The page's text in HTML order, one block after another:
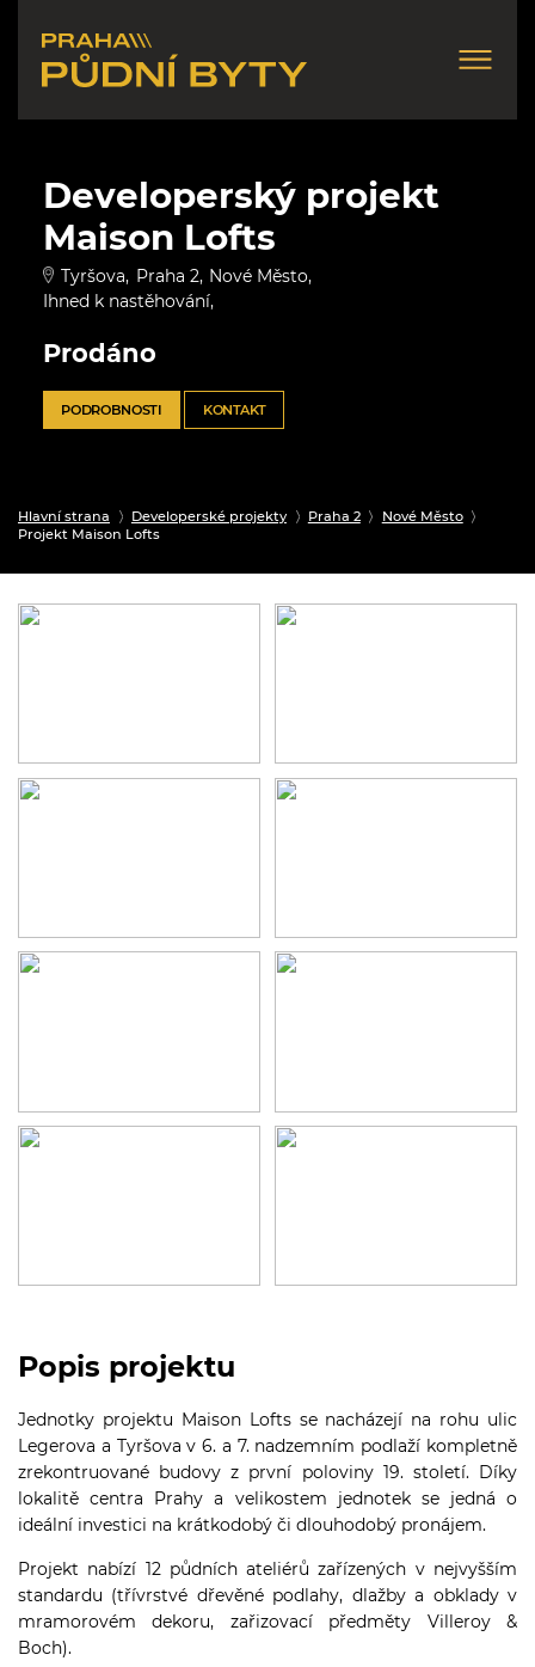
Hlavní strana Developerské projekty Praha 2
Nové Město
Projekt Maison Lofts
Developerský projekt
Maison Lofts
Tyršova Praha 2 Nové Město
Ihned k nastěhování
Prodáno
PODROBNOSTI KONTAKT
Popis projektu
Jednotky projektu Maison Lofts se nacházejí na rohu ulic
Legerova a Tyršova v 6. a 7. nadzemním podlaží kompletně
zrekontruované budovy z první poloviny 19. století. Díky
lokalitě centra Prahy a velikostem jednotek se jedná o
ideální investici na krátkodobý či dlouhodobý pronájem.
Projekt nabízí 12 půdních ateliérů zařízených v nejvyšším
standardu (třívrstvé dřevěné podlahy, dlažby a obklady v
mramorovém dekoru, zařizovací předměty Villeroy &
Boch).